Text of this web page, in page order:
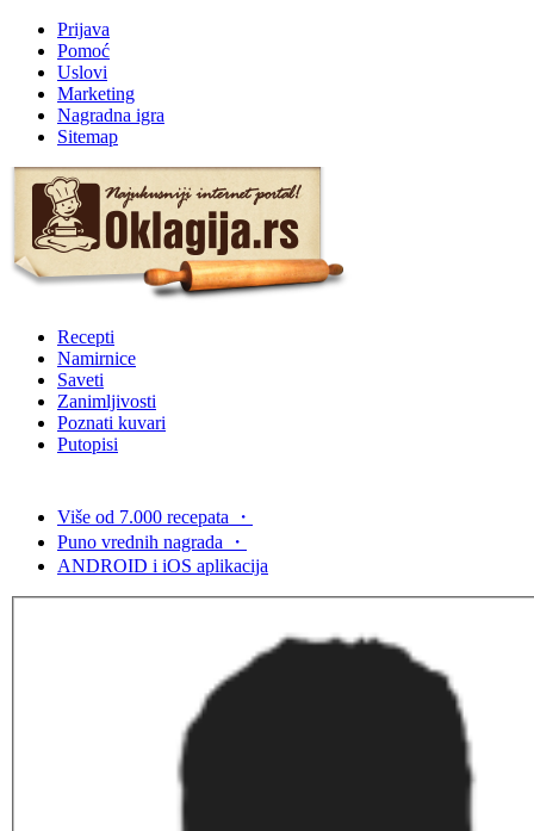
Prijava
Pomoć
Uslovi
Marketing
Nagradna igra
Sitemap
Recepti
Namirnice
Saveti
Zanimljivosti
Poznati kuvari
Putopisi
Više od 7.000 recepata ・
Puno vrednih nagrada ・
ANDROID i iOS aplikacija